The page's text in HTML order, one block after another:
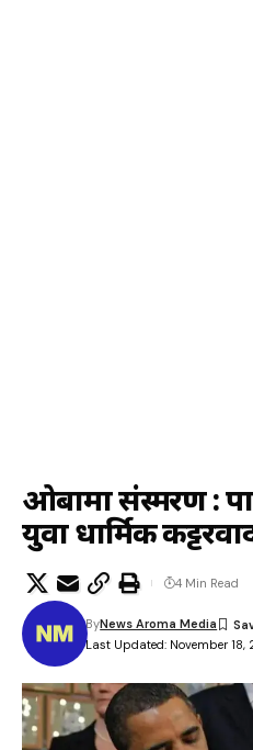
ओबामा संस्मरण :
युवा धार्मिक
Last Updated: November 18,
ByNews Aroma Media
4 Min Read